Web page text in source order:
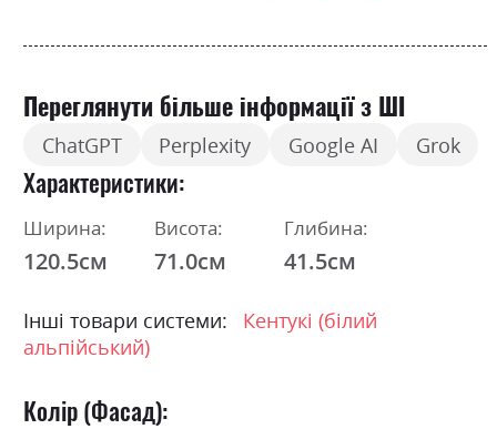
Переглянути більше інформації з ШІ
ChatGPT Perplexity Google AI Grok
Характеристики
Ширина:
120.5см
Висота:
71.0см
Глибина:
41.5см
Інші товари системи:
Кентукі (білий
альпійський)
Колір (Фасад):